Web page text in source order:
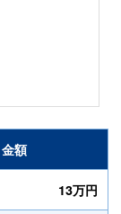
金額
13万円